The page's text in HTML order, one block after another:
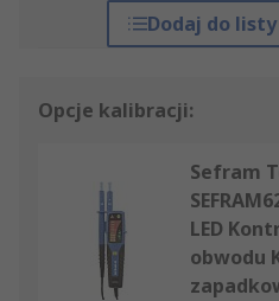
Dodaj do
Opcje kalibracji:
Sefram
LED
obwodu